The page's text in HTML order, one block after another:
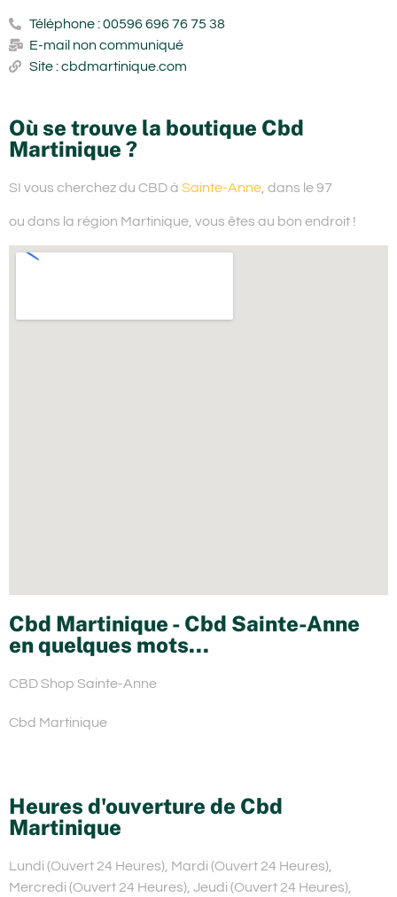
Téléphone : 00596 696 76 75 38
E-mail non communiqué
Site : cbdmartinique.com
Où se trouve la boutique Cbd
Martinique ?
SI vous cherchez du CBD à Sainte-Anne , dans le 97
ou dans la région Martinique, vous êtes au bon endroit !
Cbd Martinique - Cbd Sainte-Anne
en quelques mots...
CBD Shop Sainte-Anne
Cbd Martinique
Heures d'ouverture de Cbd
Martinique
Lundi (Ouvert 24 Heures), Mardi (Ouvert 24 Heures),
Mercredi (Ouvert 24 Heures), Jeudi (Ouvert 24 Heures),